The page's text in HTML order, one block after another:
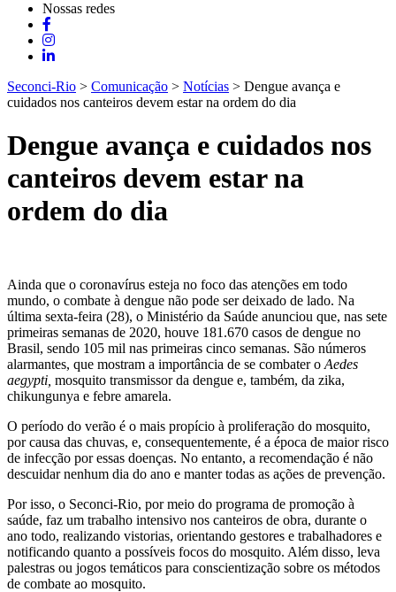
Nossas redes
Seconci-Rio > Comunicação > Notícias > Dengue avança e
cuidados nos canteiros devem estar na ordem do dia
Dengue avança e cuidados nos
canteiros devem estar na
ordem do dia
Ainda que o coronavírus esteja no foco das atenções em todo
mundo, o combate à dengue não pode ser deixado de lado. Na
última sexta-feira (28), o Ministério da Saúde anunciou que, nas sete
primeiras semanas de 2020, houve 181.670 casos de dengue no
Brasil, sendo 105 mil nas primeiras cinco semanas. São números
alarmantes, que mostram a importância de se combater o Aedes
aegypti, mosquito transmissor da dengue e, também, da zika,
chikungunya e febre amarela.
O período do verão é o mais propício à proliferação do mosquito,
por causa das chuvas, e, consequentemente, é a época de maior risco
de infecção por essas doenças. No entanto, a recomendação é não
descuidar nenhum dia do ano e manter todas as ações de prevenção.
Por isso, o Seconci-Rio, por meio do programa de promoção à
saúde, faz um trabalho intensivo nos canteiros de obra, durante o
ano todo, realizando vistorias, orientando gestores e trabalhadores e
notificando quanto a possíveis focos do mosquito. Além disso, leva
palestras ou jogos temáticos para conscientização sobre os métodos
de combate ao mosquito.